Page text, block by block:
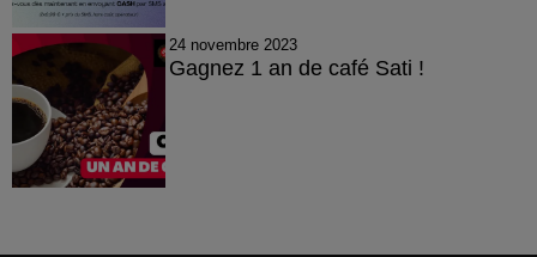
24 novembre 2023
Gagnez 1 an de café Sati !